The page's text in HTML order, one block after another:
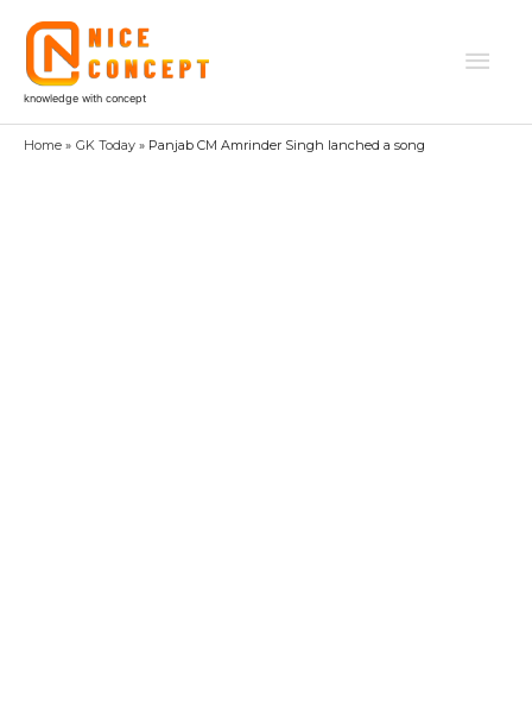
content
knowledge with concept
Home GK Today Panjab CM Amrinder Singh lanched a song